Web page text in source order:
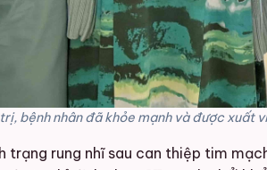
bệnh nhân đã khỏe mạnh và được xuất
rung nhĩ sau can thiệp tim